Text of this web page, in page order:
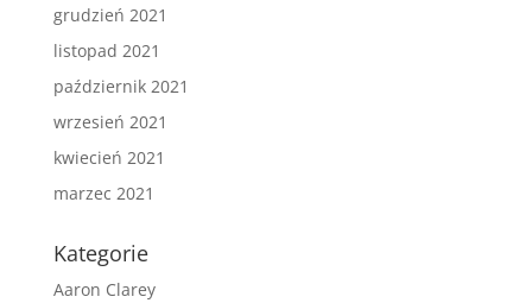
grudzień 2021
listopad 2021
październik 2021
wrzesień 2021
kwiecień 2021
marzec 2021
Kategorie
Aaron Clarey